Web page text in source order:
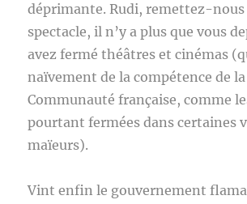
déprimante. Rudi, remettez-nous
spectacle, il n’y a plus que vous
avez fermé théâtres et cinémas
naïvement de la compétence de la
Communauté française, comme
pourtant fermées dans certaines
maïeurs).
Vint enfin le gouvernement